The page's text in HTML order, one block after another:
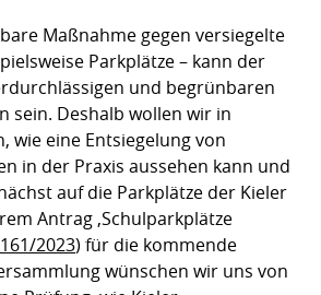
Maßnahme gegen versiegelte
Parkplätze – kann der
und begrünbaren
sein. Deshalb wollen wir in
wie eine Entsiegelung von
in der Praxis aussehen kann und
auf die Parkplätze der Kieler
Antrag ‚Schulparkplätze
2023) für die kommende
wünschen wir uns von